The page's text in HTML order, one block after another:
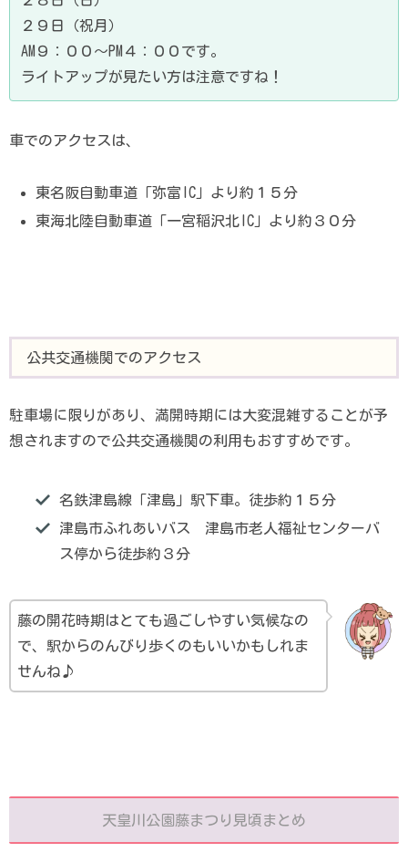
２９日（祝月）
AM９：００～PM４：００です。
ライトアップが見たい方は注意ですね！
車でのアクセスは、
東名阪自動車道「弥富IC」より約１５分
東海北陸自動車道「一宮稲沢北IC」より約３０分
公共交通機関でのアクセス
駐車場に限りがあり、満開時期には大変混雑することが予
想されますので公共交通機関の利用もおすすめです。
名鉄津島線「津島」駅下車。徒歩約１５分
津島市ふれあいバス 津島市老人福祉センターバ
ス停から徒歩約３分
藤の開花時期はとても過ごしやすい気候なの
で、駅からのんびり歩くのもいいかもしれま
せんね♪
天皇川公園藤まつり見頃まとめ